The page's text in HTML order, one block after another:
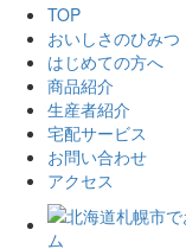
TOP
おいしさのひみつ
はじめての方へ
商品紹介
生産者紹介
宅配サービス
お問い合わせ
アクセス